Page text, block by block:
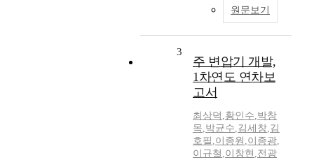
원문보기
3
주 변압기 개발,
1차연도 연차보
고서
최상덕 ,황인수,박창
목,박균수,김세창,김
호필 ,이종원 ,이종광,
이규철 ,이창현 ,전광